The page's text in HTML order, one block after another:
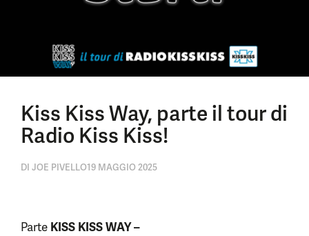
Kiss Kiss Way, parte il tour di
Radio Kiss Kiss!
DI JOE PIVELLO19 MAGGIO 2025
Parte KISS KISS WAY –